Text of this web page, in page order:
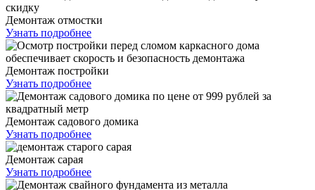
Демонтаж отмостки
Узнать подробнее
Демонтаж постройки
Узнать подробнее
Демонтаж садового домика
Узнать подробнее
Демонтаж сарая
Узнать подробнее